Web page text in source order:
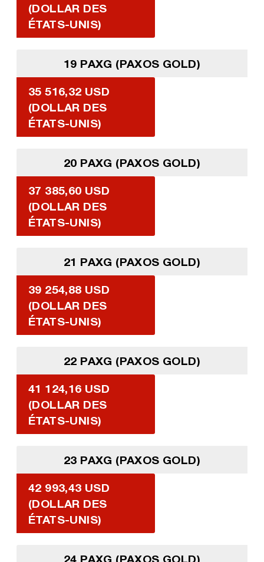
(DOLLAR DES
ÉTATS-UNIS)
19 PAXG (PAXOS GOLD)
35 516,32 USD
(DOLLAR DES
ÉTATS-UNIS)
20 PAXG (PAXOS GOLD)
37 385,60 USD
(DOLLAR DES
ÉTATS-UNIS)
21 PAXG (PAXOS GOLD)
39 254,88 USD
(DOLLAR DES
ÉTATS-UNIS)
22 PAXG (PAXOS GOLD)
41 124,16 USD
(DOLLAR DES
ÉTATS-UNIS)
23 PAXG (PAXOS GOLD)
42 993,43 USD
(DOLLAR DES
ÉTATS-UNIS)
24 PAXG (PAXOS GOLD)